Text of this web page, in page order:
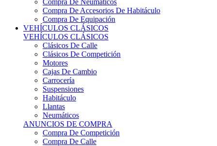
Compra De Equipación
VEHÍCULOS CLÁSICOS
VEHÍCULOS CLÁSICOS
Clásicos De Calle
Clásicos De Competición
Motores
Cajas De Cambio
Carrocería
Suspensiones
Habitáculo
Llantas
Neumáticos
ANUNCIOS DE COMPRA
Compra De Competición
Compra De Calle
Compra De Piezas